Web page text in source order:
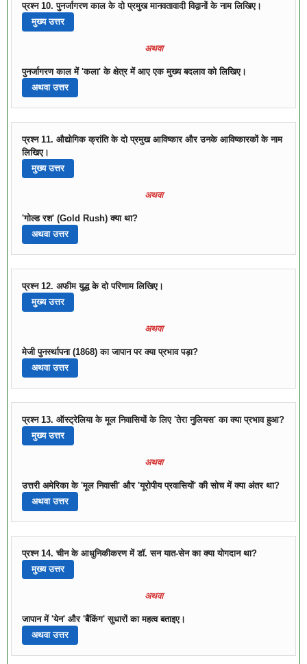
प्रश्न 10. पुनर्जागरण काल के दो प्रमुख मानवतावादी विद्वानों के नाम लिखिए।
मुख्य उत्तर
अथवा
पुनर्जागरण काल में 'कला' के क्षेत्र में आए एक मुख्य बदलाव को लिखिए।
अथवा उत्तर
प्रश्न 11. औद्योगिक क्रांति के दो प्रमुख आविष्कार और उनके आविष्कारकों के नाम
लिखिए।
मुख्य उत्तर
अथवा
'गोल्ड रश' (Gold Rush) क्या था?
अथवा उत्तर
प्रश्न 12. अफीम युद्ध के दो परिणाम लिखिए।
मुख्य उत्तर
अथवा
मेजी पुनर्स्थापना (1868) का जापान पर क्या प्रभाव पड़ा?
अथवा उत्तर
प्रश्न 13. ऑस्ट्रेलिया के मूल निवासियों के लिए 'तेरा नुलियस' का क्या प्रभाव हुआ?
मुख्य उत्तर
अथवा
उत्तरी अमेरिका के 'मूल निवासी' और 'यूरोपीय प्रवासियों' की सोच में क्या अंतर था?
अथवा उत्तर
प्रश्न 14. चीन के आधुनिकीकरण में डॉ. सन यात-सेन का क्या योगदान था?
मुख्य उत्तर
अथवा
जापान में 'येन' और 'बैंकिंग' सुधारों का महत्व बताइए।
अथवा उत्तर